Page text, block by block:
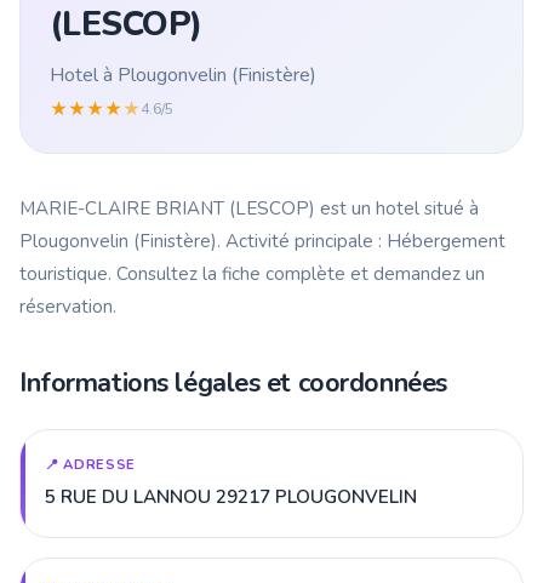
(LESCOP)
Hotel à Plougonvelin (Finistère)
★★★★★4.6/5
MARIE-CLAIRE BRIANT (LESCOP) est un hotel situé à
Plougonvelin (Finistère). Activité principale : Hébergement
touristique. Consultez la fiche complète et demandez un
réservation.
Informations légales et coordonnées
📍 ADRESSE
5 RUE DU LANNOU 29217 PLOUGONVELIN